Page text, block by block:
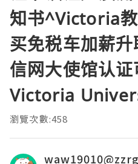
知书^Victoria
买免税车加薪
信网大使馆认
Victoria
瀏覽次數:458